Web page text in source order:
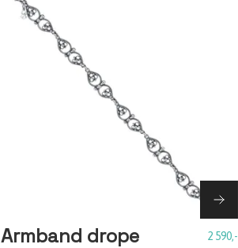
Armband drope 2 590,-